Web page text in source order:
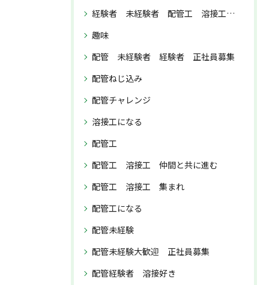
経験者 未経験者 配管工 溶接工 正社員募集
趣味
配管 未経験者 経験者 正社員募集
配管ねじ込み
配管チャレンジ
溶接工になる
配管工
配管工 溶接工 仲間と共に進む
配管工 溶接工 集まれ
配管工になる
配管未経験
配管未経験大歓迎 正社員募集
配管経験者 溶接好き